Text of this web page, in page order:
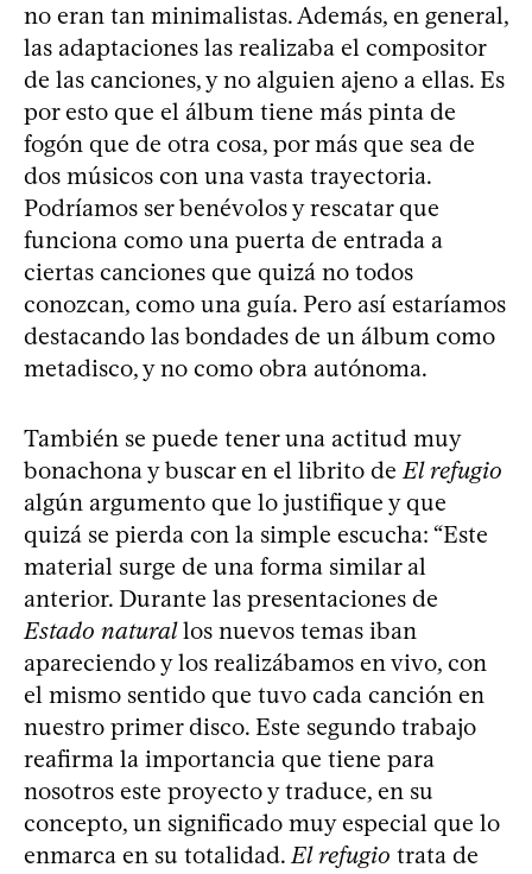
no eran tan minimalistas. Además, en general,
las adaptaciones las realizaba el compositor
de las canciones, y no alguien ajeno a ellas. Es
por esto que el álbum tiene más pinta de
fogón que de otra cosa, por más que sea de
dos músicos con una vasta trayectoria.
Podríamos ser benévolos y rescatar que
funciona como una puerta de entrada a
ciertas canciones que quizá no todos
conozcan, como una guía. Pero así estaríamos
destacando las bondades de un álbum como
metadisco, y no como obra autónoma.
También se puede tener una actitud muy
bonachona y buscar en el librito deEl refugio
algún argumento que lo justifique y que
quizá se pierda con la simple escucha: “Este
material surge de una forma similar al
anterior. Durante las presentaciones de
Estado naturallos nuevos temas iban
apareciendo y los realizábamos en vivo, con
el mismo sentido que tuvo cada canción en
nuestro primer disco. Este segundo trabajo
reafirma la importancia que tiene para
nosotros este proyecto y traduce, en su
concepto, un significado muy especial que lo
enmarca en su totalidad.El refugio trata de